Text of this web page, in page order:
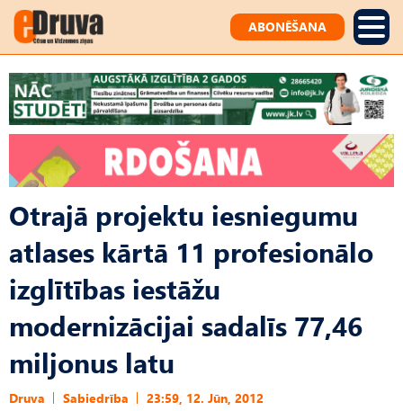
ABONĒŠANA
Otrajā projektu iesniegumu
atlases kārtā 11 profesionālo
izglītības iestāžu
modernizācijai sadalīs 77,46
miljonus latu
Druva Sabiedrība 23:59, 12. Jūn, 2012